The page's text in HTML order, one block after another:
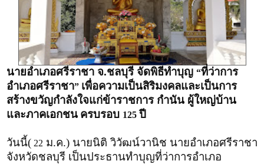
นายอำเภอศรีราชา จ.ชลบุรี จัดพิธีทำบุญ “ที่ว่าการ
อำเภอศรีราชา” เพื่อความเป็นสิริมงคลและเป็นการ
สร้างขวัญกำลังใจแก่ข้าราชการ กำนัน ผู้ใหญ่บ้าน
และภาคเอกชน ครบรอบ 125 ปี
วันนี้( 22 ม.ค.) นายนิติ วิวัฒน์วานิช นายอำเภอศรีราชา
จังหวัดชลบุรี เป็นประธานทำบุญที่ว่าการอำเภอ